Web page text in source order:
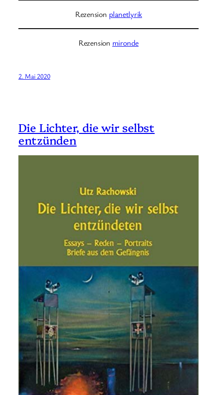
Rezension planetlyrik
Rezension mironde
2. Mai 2020
Die Lichter, die wir selbst
entzünden